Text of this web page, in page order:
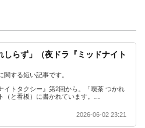
しらず」（夜ドラ『ミッドナイト
関する短い記事です。
イトタクシー』第2回から。「喫茶 つかれ
（と看板）に書かれています。…
2026-06-02 23:21